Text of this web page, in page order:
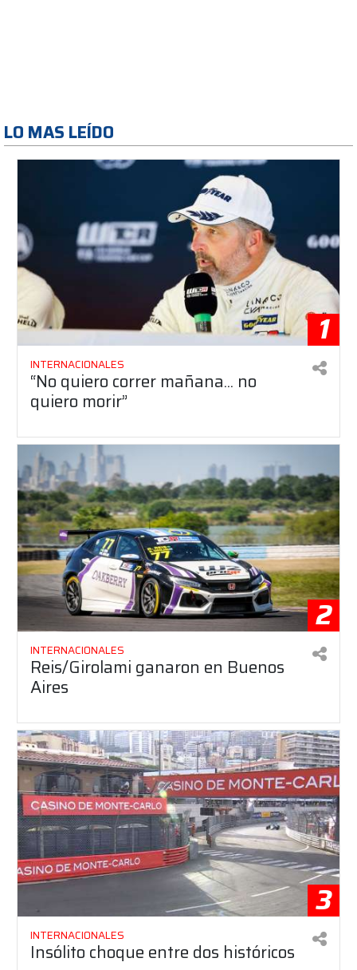
LO MAS LEÍDO
1
INTERNACIONALES
“No quiero correr mañana... no
quiero morir”
2
INTERNACIONALES
Reis/Girolami ganaron en Buenos
Aires
3
INTERNACIONALES
Insólito choque entre dos históricos